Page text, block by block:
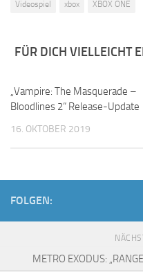
Videospiel
xbox XBOX ONE
FÜR DICH VIELLEICHT
„Vampire: The Masquerade –
Bloodlines 2“ Release-Update
16. OKTOBER 2019
FOLGEN:
METRO EXODUS: